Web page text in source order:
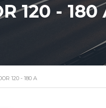
120 - 180
120 - 180 A